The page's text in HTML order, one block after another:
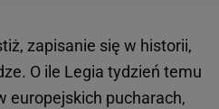
zapisanie się w historii,
O ile Legia tydzień temu
europejskich pucharach,